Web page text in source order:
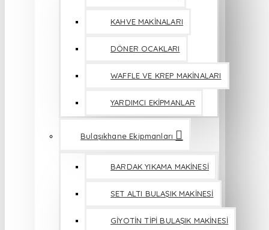
KAHVE MAKİNALARI
DÖNER OCAKLARI
WAFFLE VE KREP MAKİNALARI
YARDIMCI EKİPMANLAR
Bulaşıkhane Ekipmanları
BARDAK YIKAMA MAKİNESİ
SET ALTI BULAŞIK MAKİNESİ
GİYOTİN TİPİ BULAŞIK MAKİNESİ